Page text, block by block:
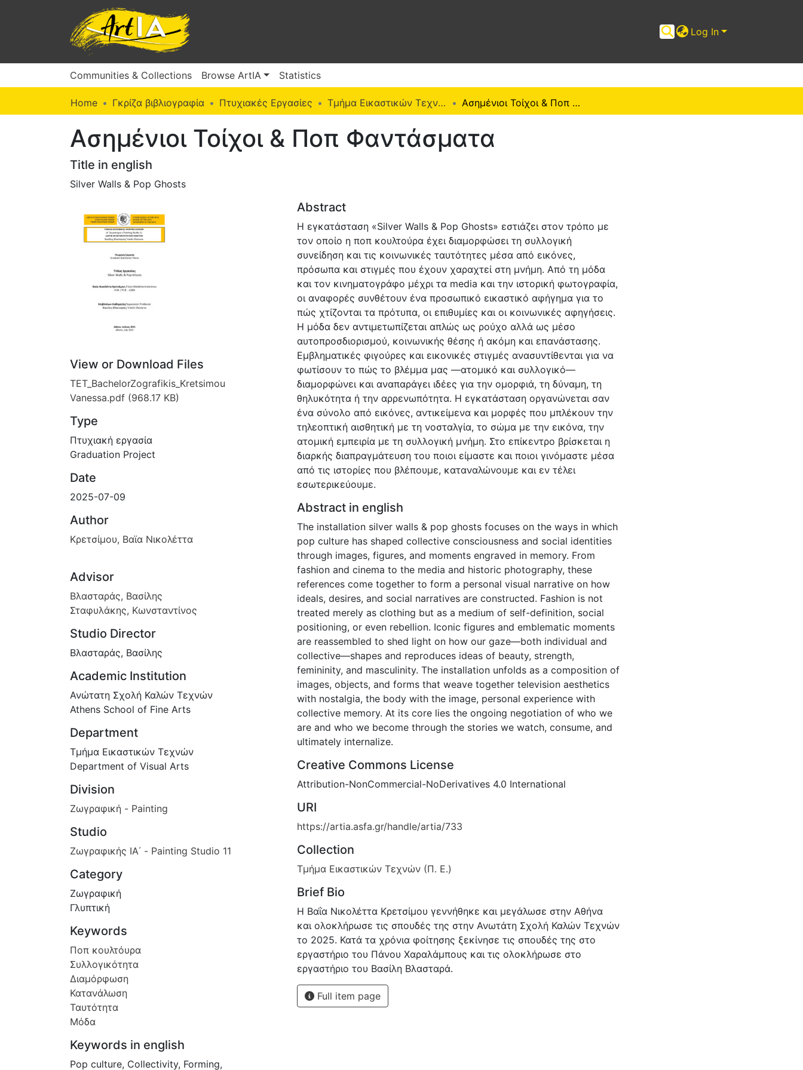
Log In
Communities & Collections Browse ArtIA Statistics
Home Γκρίζα βιβλιογραφία Πτυχιακές Εργασίες Τμήμα Εικαστικών Τεχνών (Π. Ε.) Ασημένιοι Τοίχοι & Ποπ Φαντάσματα
Ασημένιοι Τοίχοι & Ποπ Φαντάσματα
Title in english
Silver Walls & Pop Ghosts
View or Download Files
TET_BachelorZografikis_Kretsimou
Vanessa.pdf (968.17 KB)
Type
Πτυχιακή εργασία
Graduation Project
Date
2025-07-09
Author
Κρετσίμου, Βαϊα Νικολέττα
Advisor
Βλασταράς, Βασίλης
Σταφυλάκης, Κωνσταντίνος
Studio Director
Βλασταράς, Βασίλης
Academic Institution
Ανώτατη Σχολή Καλών Τεχνών
Athens School of Fine Arts
Department
Τμήμα Εικαστικών Τεχνών
Department of Visual Arts
Division
Ζωγραφική - Painting
Studio
Ζωγραφικής ΙΑ΄ - Painting Studio 11
Category
Ζωγραφική
Γλυπτική
Keywords
Ποπ κουλτόυρα
Συλλογικότητα
Διαμόρφωση
Κατανάλωση
Ταυτότητα
Μόδα
Keywords in english
Pop culture, Collectivity, Forming,
Abstract
Η εγκατάσταση «Silver Walls & Pop Ghosts» εστιάζει στον τρόπο µε
τον οποίο η ποπ κουλτούρα έχει διαµορφώσει τη συλλογική
συνείδηση και τις κοινωνικές ταυτότητες µέσα από εικόνες,
πρόσωπα και στιγµές που έχουν χαραχτεί στη µνήµη. Από τη µόδα
και τον κινηµατογράφο µέχρι τα media και την ιστορική φωτογραφία,
οι αναφορές συνθέτουν ένα προσωπικό εικαστικό αφήγηµα για το
πώς χτίζονται τα πρότυπα, οι επιθυµίες και οι κοινωνικές αφηγήσεις.
Η µόδα δεν αντιµετωπίζεται απλώς ως ρούχο αλλά ως µέσο
αυτοπροσδιορισµού, κοινωνικής θέσης ή ακόµη και επανάστασης.
Εµβληµατικές φιγούρες και εικονικές στιγµές ανασυντίθενται για να
φωτίσουν το πώς το βλέµµα µας —ατοµικό και συλλογικό—
διαµορφώνει και αναπαράγει ιδέες για την οµορφιά, τη δύναµη, τη
θηλυκότητα ή την αρρενωπότητα. Η εγκατάσταση οργανώνεται σαν
ένα σύνολο από εικόνες, αντικείµενα και µορφές που µπλέκουν την
τηλεοπτική αισθητική µε τη νοσταλγία, το σώµα µε την εικόνα, την
ατοµική εµπειρία µε τη συλλογική µνήµη. Στο επίκεντρο βρίσκεται η
διαρκής διαπραγµάτευση του ποιοι είµαστε και ποιοι γινόµαστε µέσα
από τις ιστορίες που βλέπουµε, καταναλώνουµε και εν τέλει
εσωτερικεύουµε.
Abstract in english
The installation silver walls & pop ghosts focuses on the ways in which
pop culture has shaped collective consciousness and social identities
through images, figures, and moments engraved in memory. From
fashion and cinema to the media and historic photography, these
references come together to form a personal visual narrative on how
ideals, desires, and social narratives are constructed. Fashion is not
treated merely as clothing but as a medium of self-definition, social
positioning, or even rebellion. Iconic figures and emblematic moments
are reassembled to shed light on how our gaze—both individual and
collective—shapes and reproduces ideas of beauty, strength,
femininity, and masculinity. The installation unfolds as a composition of
images, objects, and forms that weave together television aesthetics
with nostalgia, the body with the image, personal experience with
collective memory. At its core lies the ongoing negotiation of who we
are and who we become through the stories we watch, consume, and
ultimately internalize.
Creative Commons License
Attribution-NonCommercial-NoDerivatives 4.0 International
URI
https://artia.asfa.gr/handle/artia/733
Collection
Τμήμα Εικαστικών Τεχνών (Π. Ε.)
Brief Bio
Η Βαΐα Νικολέττα Κρετσίµου γεννήθηκε και µεγάλωσε στην Αθήνα
και ολοκλήρωσε τις σπουδές της στην Ανωτάτη Σχολή Καλών Τεχνών
το 2025. Κατά τα χρόνια φοίτησης ξεκίνησε τις σπουδές της στο
εργαστήριο του Πάνου Χαραλάµπους και τις ολοκλήρωσε στο
εργαστήριο του Βασίλη Βλασταρά.
Full item page